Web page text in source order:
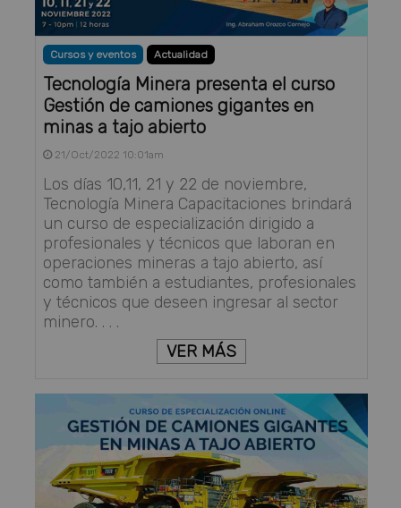
Cursos y eventos Actualidad
Tecnología Minera presenta el curso
Gestión de camiones gigantes en
minas a tajo abierto
21/Oct/2022 10:01am
Los días 10,11, 21 y 22 de noviembre,
Tecnología Minera Capacitaciones brindará
un curso de especialización dirigido a
profesionales y técnicos que laboran en
operaciones mineras a tajo abierto, así
como también a estudiantes, profesionales
y técnicos que deseen ingresar al sector
minero. . . .
VER MÁS